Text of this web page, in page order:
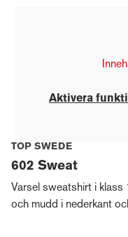
Aktivera
TOP SWEDE
602 Sweat
Varsel sweatshirt i klass
och mudd i nederkant